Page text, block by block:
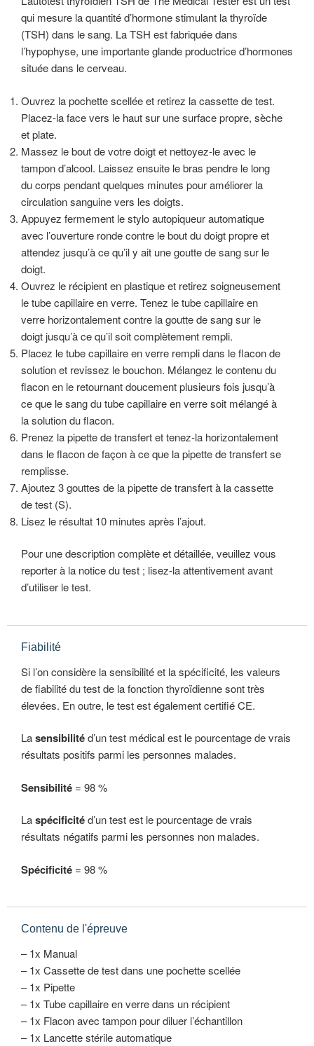
qui mesure la quantité d’hormone stimulant la thyroïde
(TSH) dans le sang. La TSH est fabriquée dans
l’hypophyse, une importante glande productrice d’hormones
située dans le cerveau.
Ouvrez la pochette scellée et retirez la cassette de test.
Placez-la face vers le haut sur une surface propre, sèche
et plate.
Massez le bout de votre doigt et nettoyez-le avec le
tampon d’alcool. Laissez ensuite le bras pendre le long
du corps pendant quelques minutes pour améliorer la
circulation sanguine vers les doigts.
Appuyez fermement le stylo autopiqueur automatique
avec l’ouverture ronde contre le bout du doigt propre et
attendez jusqu’à ce qu’il y ait une goutte de sang sur le
doigt.
Ouvrez le récipient en plastique et retirez soigneusement
le tube capillaire en verre. Tenez le tube capillaire en
verre horizontalement contre la goutte de sang sur le
doigt jusqu’à ce qu’il soit complètement rempli.
Placez le tube capillaire en verre rempli dans le flacon de
solution et revissez le bouchon. Mélangez le contenu du
flacon en le retournant doucement plusieurs fois jusqu’à
ce que le sang du tube capillaire en verre soit mélangé à
la solution du flacon.
Prenez la pipette de transfert et tenez-la horizontalement
dans le flacon de façon à ce que la pipette de transfert se
remplisse.
Ajoutez 3 gouttes de la pipette de transfert à la cassette
de test (S).
Lisez le résultat 10 minutes après l’ajout.
Pour une description complète et détaillée, veuillez vous
reporter à la notice du test ; lisez-la attentivement avant
d’utiliser le test.
Fiabilité
Si l’on considère la sensibilité et la spécificité, les valeurs
de fiabilité du test de la fonction thyroïdienne sont très
élevées. En outre, le test est également certifié CE.
Lasensibilitéd’un test médical est le pourcentage de vrais
résultats positifs parmi les personnes malades.
Sensibilité = 98 %
Laspécificitéd’un test est le pourcentage de vrais
résultats négatifs parmi les personnes non malades.
Spécificité = 98 %
Contenu de l'épreuve
– 1x Manual
– 1x Cassette de test dans une pochette scellée
– 1x Pipette
– 1x Tube capillaire en verre dans un récipient
– 1x Flacon avec tampon pour diluer l’échantillon
– 1x Lancette stérile automatique